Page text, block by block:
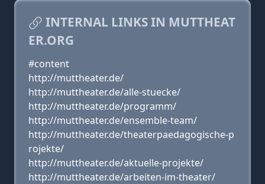
INTERNAL LINKS IN MUTTHEAT
ER.ORG
#content
http://muttheater.de/
http://muttheater.de/alle-stuecke/
http://muttheater.de/programm/
http://muttheater.de/ensemble-team/
http://muttheater.de/theaterpaedagogische-p
rojekte/
http://muttheater.de/aktuelle-projekte/
http://muttheater.de/arbeiten-im-theater/